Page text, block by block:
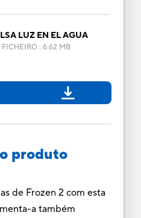
LUZ EN EL AGUA
: 6.62 MB
produto
de Frozen 2 com esta
a também